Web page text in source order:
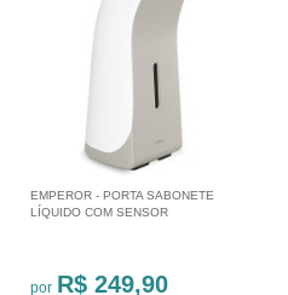
EMPEROR - PORTA SABONETE
LÍQUIDO COM SENSOR
por R$ 249,90